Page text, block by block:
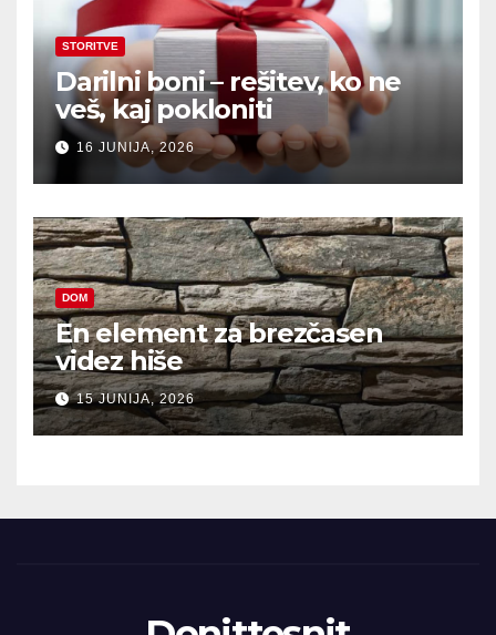
STORITVE
Darilni boni – rešitev, ko ne
veš, kaj pokloniti
16 JUNIJA, 2026
DOM
En element za brezčasen
videz hiše
15 JUNIJA, 2026